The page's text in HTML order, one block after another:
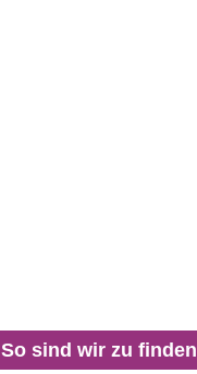
So sind wir zu finden